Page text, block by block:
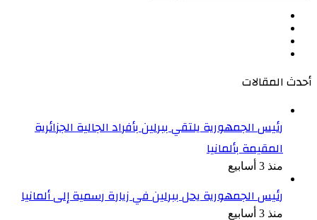
أحدث المقالات
رئيس الجمهورية يلتقي ببرلين بأفراد الجالية الجزائرية
المقيمة بألمانيا
منذ 3 أسابيع
رئيس الجمهورية يحل ببرلين في زيارة رسمية إلى ألمانيا
منذ 3 أسابيع